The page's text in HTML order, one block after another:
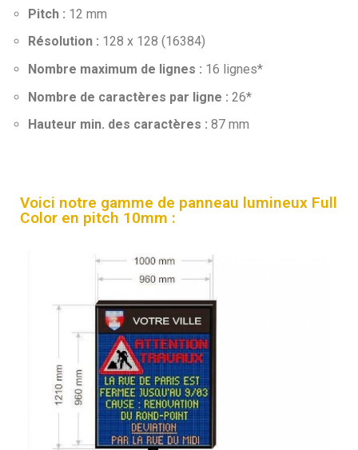
Pitch : 12 mm
Résolution : 128 x 128 (16384)
Nombre maximum de lignes : 16 lignes*
Nombre de caractères par ligne : 26*
Hauteur min. des caractères : 87 mm
Voici notre gamme de panneau lumineux Full
Color en pitch 10mm :